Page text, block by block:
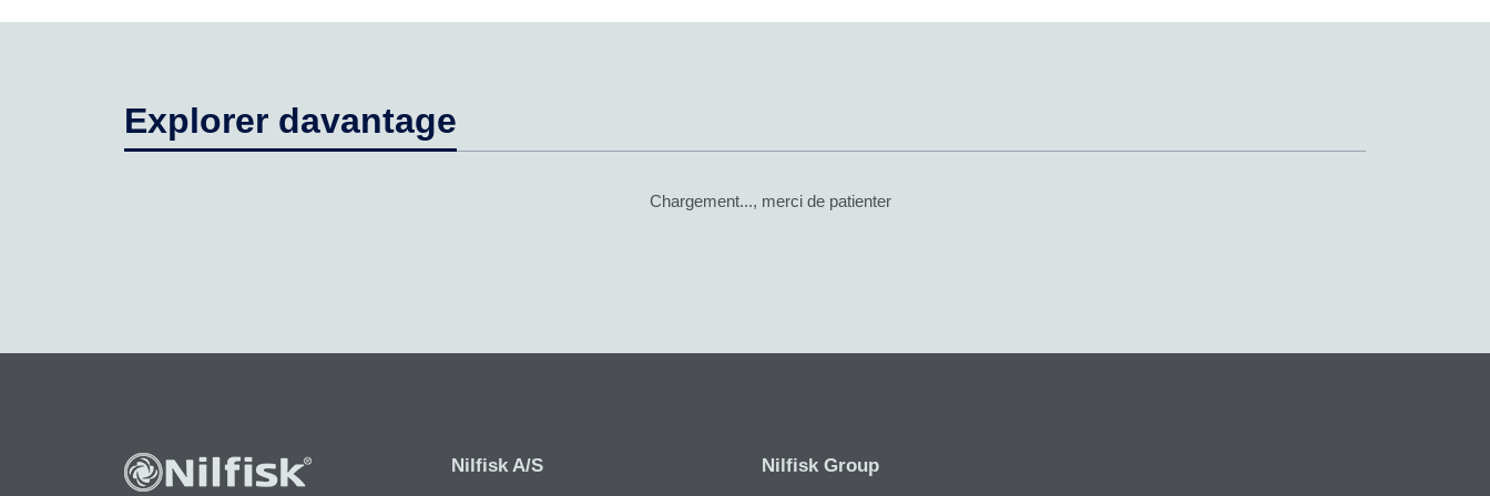
Explorer davantage
Chargement..., merci de patienter
Nilfisk A/S Nilfisk Group